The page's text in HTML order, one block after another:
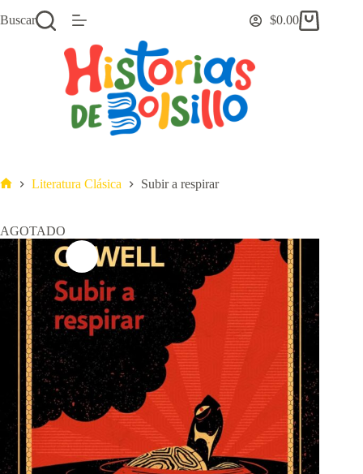
al
Buscar
Carro
$0.00
Literatura Clásica Subir a respirar
AGOTADO